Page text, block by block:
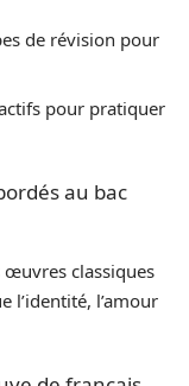
de révision pour
pour pratiquer
au bac
œuvres classiques
l’identité, l’amour